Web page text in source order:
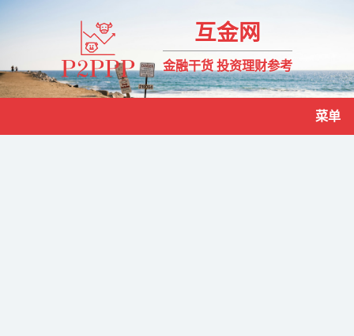
互金网
金融干货 投资理财参考
菜单